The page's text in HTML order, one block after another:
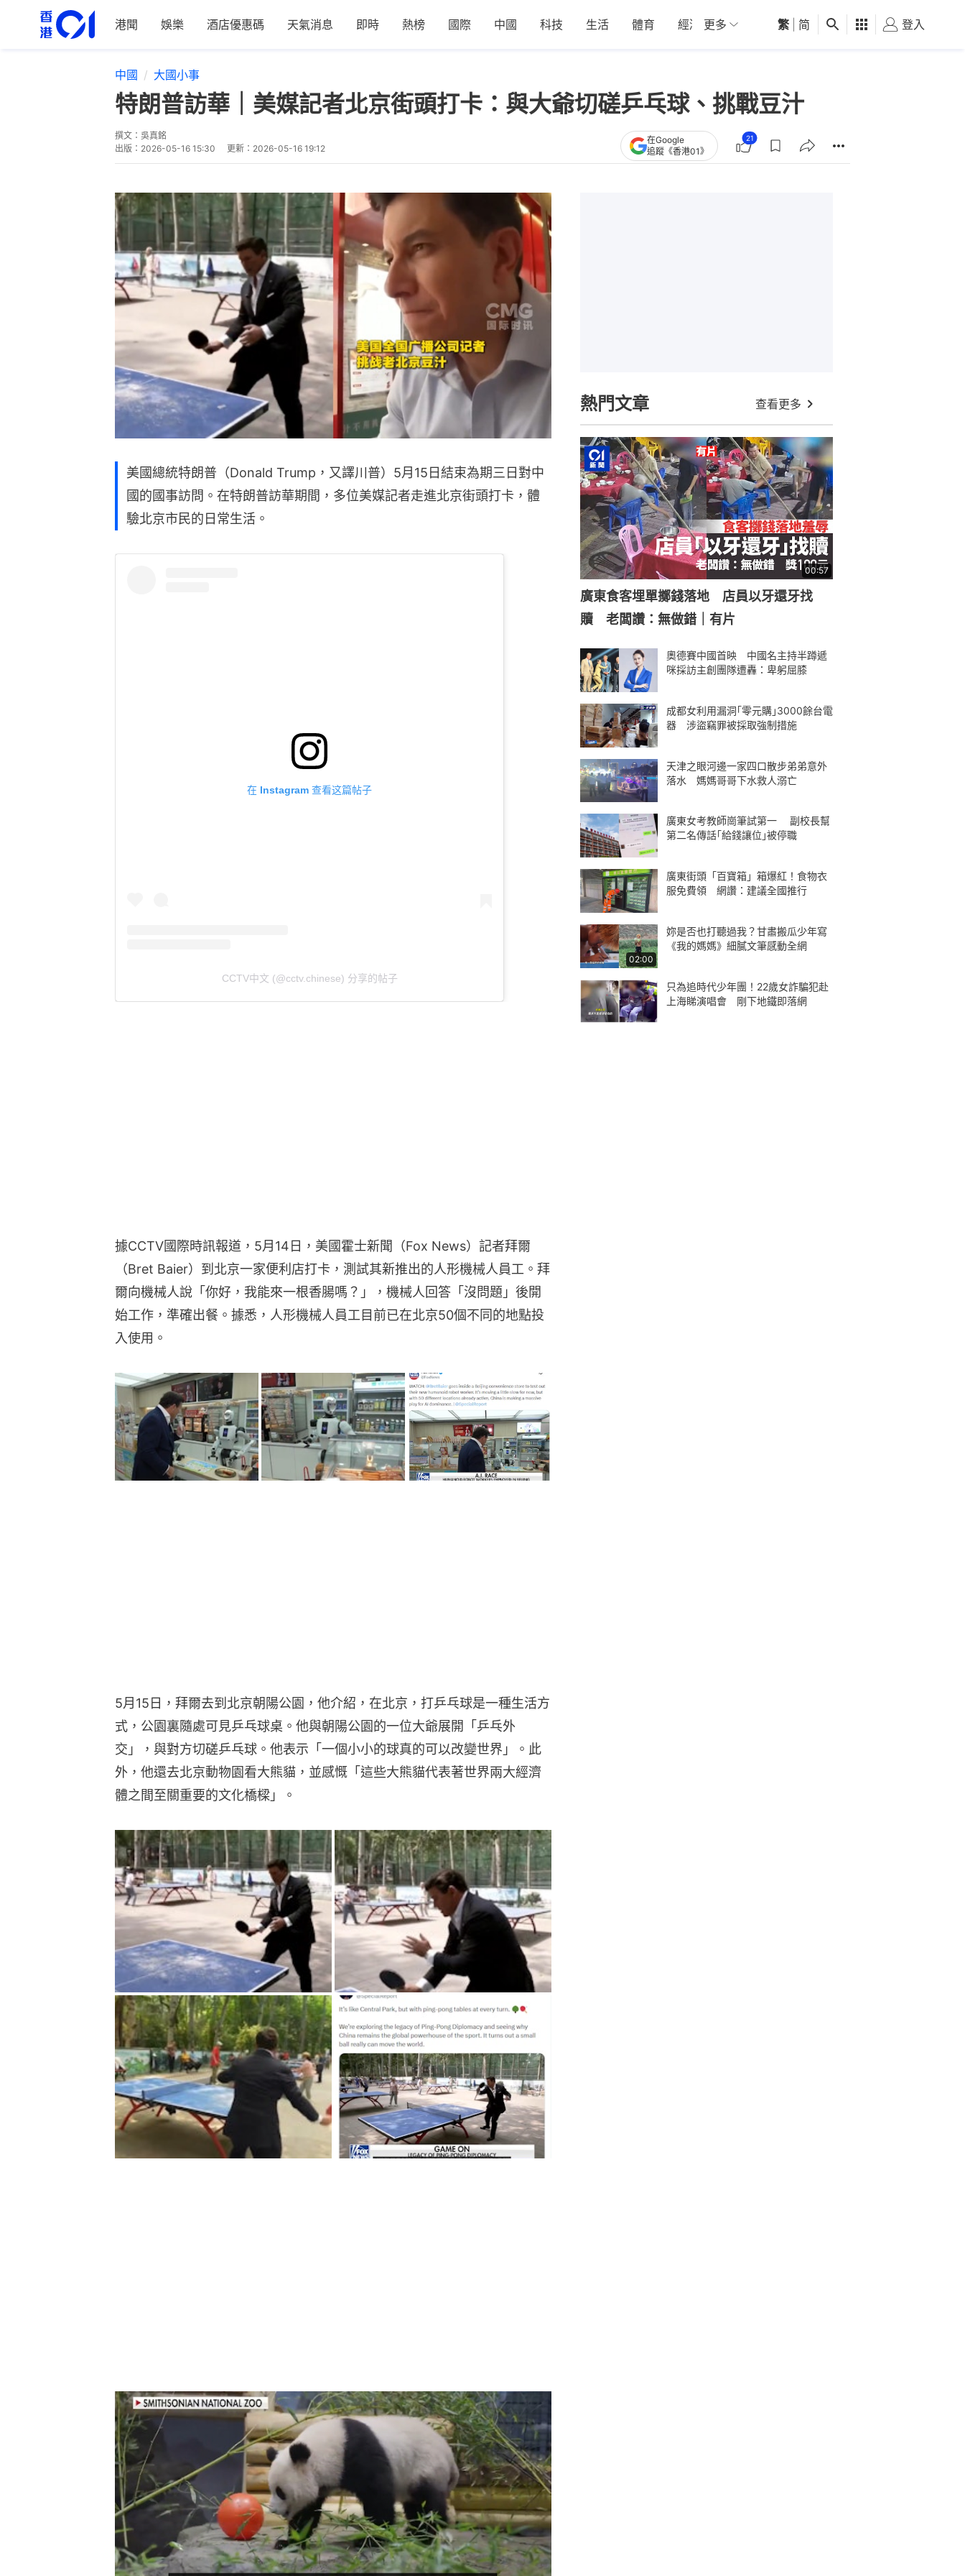
港聞 娛樂 酒店優惠碼 天氣消息 即時 熱榜 國際 中國 科技 生活 體育 經濟 01深圳 觀點 健康 好食玩飛
更多 繁 简 登入
中國 大國小事
特朗普訪華｜美媒記者北京街頭打卡：與大爺切磋乒乓球、挑戰豆汁
撰文： 吳真銘
出版： 2026-05-16 15:30 更新： 2026-05-16 19:12
在Google
追蹤《香港01》
21
美國總統特朗普（Donald Trump，又譯川普）5月15日結束為期三日對中
國的國事訪問。在特朗普訪華期間，多位美媒記者走進北京街頭打卡，體
驗北京市民的日常生活。
在 Instagram 查看这篇帖子
CCTV中文 (@cctv.chinese) 分享的帖子
據CCTV國際時訊報道，5月14日，美國霍士新聞（Fox News）記者拜爾
（Bret Baier）到北京一家便利店打卡，測試其新推出的人形機械人員工。拜
爾向機械人說「你好，我能來一根香腸嗎？」，機械人回答「沒問題」後開
始工作，準確出餐。據悉，人形機械人員工目前已在北京50個不同的地點投
入使用。
5月15日，拜爾去到北京朝陽公園，他介紹，在北京，打乒乓球是一種生活方
式，公園裏隨處可見乒乓球桌。他與朝陽公園的一位大爺展開「乒乓外
交」，與對方切磋乒乓球。他表示「一個小小的球真的可以改變世界」。此
外，他還去北京動物園看大熊貓，並感慨「這些大熊貓代表著世界兩大經濟
體之間至關重要的文化橋樑」。
熱門文章 查看更多
00:57
廣東食客埋單擲錢落地 店員以牙還牙找
贖 老闆讚：無做錯｜有片
奧德賽中國首映 中國名主持半蹲遞
咪採訪主創團隊遭轟：卑躬屈膝
成都女利用漏洞｢零元購｣3000餘台電
器 涉盜竊罪被採取強制措施
天津之眼河邊一家四口散步弟弟意外
落水 媽媽哥哥下水救人溺亡
廣東女考教師崗筆試第一 副校長幫
第二名傳話｢給錢讓位｣被停職
廣東街頭「百寶箱」箱爆紅！食物衣
服免費領 網讚：建議全國推行
02:00
妳是否也打聽過我？甘肅搬瓜少年寫
《我的媽媽》細膩文筆感動全網
只為追時代少年團！22歲女詐騙犯赴
上海睇演唱會 剛下地鐵即落網